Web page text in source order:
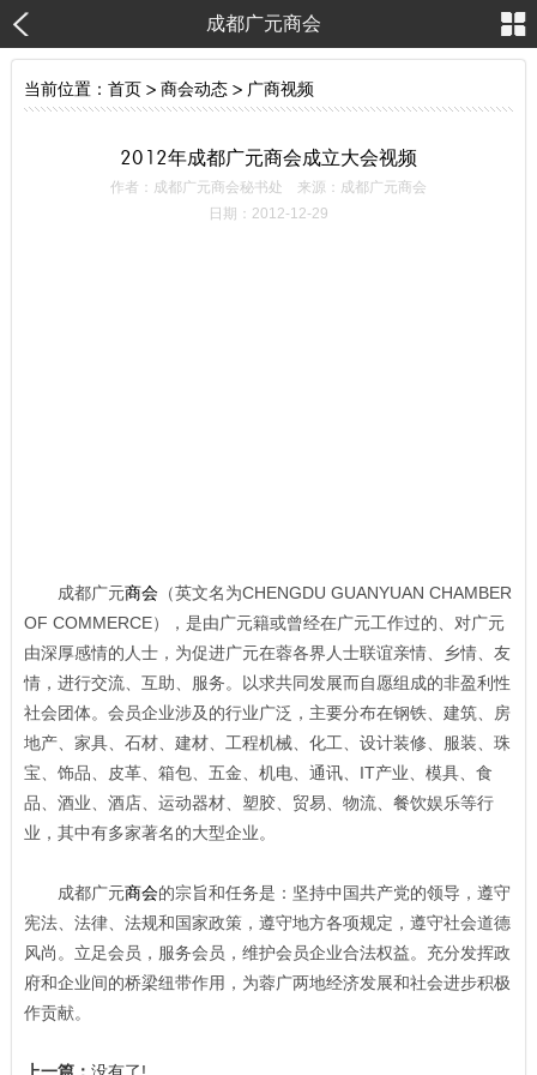
成都广元商会
当前位置： 首页 > 商会动态 > 广商视频
2012年成都广元商会成立大会视频
作者：成都广元商会秘书处 来源：成都广元商会
日期：2012-12-29
成都广元商会 （英文名为CHENGDU GUANYUAN CHAMBER
OF COMMERCE），是由广元籍或曾经在广元工作过的、对广元
由深厚感情的人士，为促进广元在蓉各界人士联谊亲情、乡情、友
情，进行交流、互助、服务。以求共同发展而自愿组成的非盈利性
社会团体。会员企业涉及的行业广泛，主要分布在钢铁、建筑、房
地产、家具、石材、建材、工程机械、化工、设计装修、服装、珠
宝、饰品、皮革、箱包、五金、机电、通讯、IT产业、模具、食
品、酒业、酒店、运动器材、塑胶、贸易、物流、餐饮娱乐等行
业，其中有多家著名的大型企业。
成都广元商会的宗旨和任务是：坚持中国共产党的领导，遵守
宪法、法律、法规和国家政策，遵守地方各项规定，遵守社会道德
风尚。立足会员，服务会员，维护会员企业合法权益。充分发挥政
府和企业间的桥梁纽带作用，为蓉广两地经济发展和社会进步积极
作贡献。